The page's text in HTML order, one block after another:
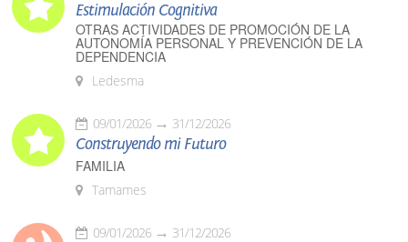
Estimulación Cognitiva
OTRAS ACTIVIDADES DE PROMOCIÓN DE LA
AUTONOMÍA PERSONAL Y PREVENCIÓN DE LA
DEPENDENCIA
Ledesma
09/01/2026 31/12/2026
Construyendo mi Futuro
FAMILIA
Tamames
09/01/2026 31/12/2026